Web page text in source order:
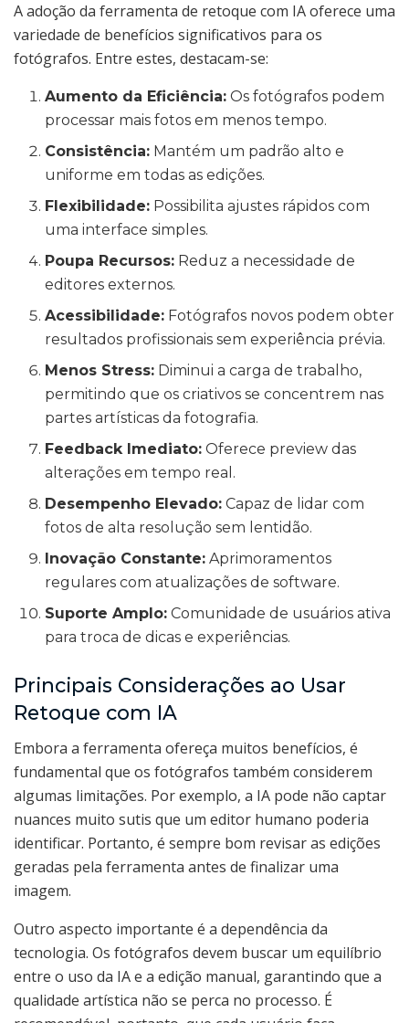
A adoção da ferramenta de retoque com IA oferece uma
variedade de benefícios significativos para os
fotógrafos. Entre estes, destacam-se:
Aumento da Eficiência: Os fotógrafos podem
processar mais fotos em menos tempo.
Consistência: Mantém um padrão alto e
uniforme em todas as edições.
Flexibilidade: Possibilita ajustes rápidos com
uma interface simples.
Poupa Recursos: Reduz a necessidade de
editores externos.
Acessibilidade: Fotógrafos novos podem obter
resultados profissionais sem experiência prévia.
Menos Stress: Diminui a carga de trabalho,
permitindo que os criativos se concentrem nas
partes artísticas da fotografia.
Feedback Imediato: Oferece preview das
alterações em tempo real.
Desempenho Elevado: Capaz de lidar com
fotos de alta resolução sem lentidão.
Inovação Constante: Aprimoramentos
regulares com atualizações de software.
Suporte Amplo: Comunidade de usuários ativa
para troca de dicas e experiências.
Principais Considerações ao Usar
Retoque com IA
Embora a ferramenta ofereça muitos benefícios, é
fundamental que os fotógrafos também considerem
algumas limitações. Por exemplo, a IA pode não captar
nuances muito sutis que um editor humano poderia
identificar. Portanto, é sempre bom revisar as edições
geradas pela ferramenta antes de finalizar uma
imagem.
Outro aspecto importante é a dependência da
tecnologia. Os fotógrafos devem buscar um equilíbrio
entre o uso da IA e a edição manual, garantindo que a
qualidade artística não se perca no processo. É